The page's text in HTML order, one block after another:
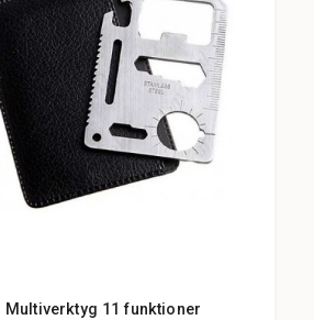
Multiverktyg 11 funktioner